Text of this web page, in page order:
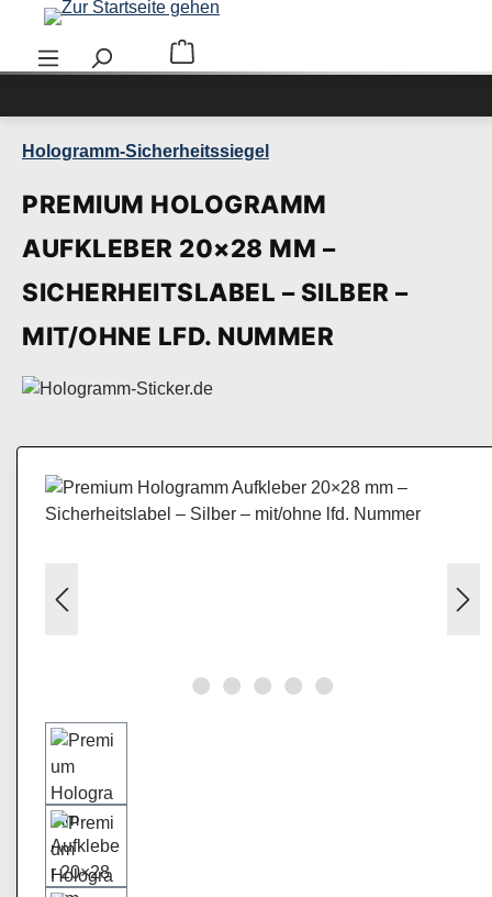
Zum Hauptinhalt springen
Warenkorb enthält 0 Positionen. Der
Hologramm-Sicherheitssiegel
PREMIUM HOLOGRAMM
AUFKLEBER 20×28 MM –
SICHERHEITSLABEL – SILBER –
MIT/OHNE LFD. NUMMER
Bildergalerie überspringen